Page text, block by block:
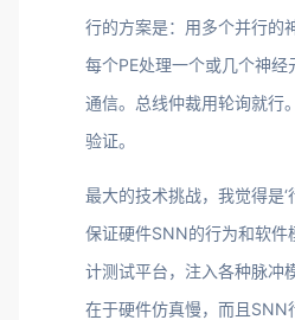
行的方案是：用多个并行的
每个PE处理一个或几个神经
通信。总线仲裁用轮询就行
验证。
最大的技术挑战，我觉得是‘
保证硬件SNN的行为和软件
计测试平台，注入各种脉冲
在于硬件仿真慢，而且SNN